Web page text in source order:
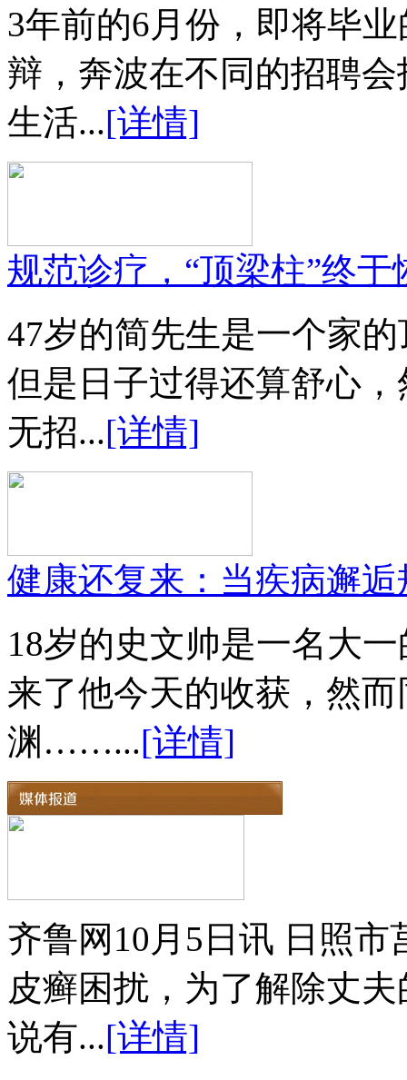
3年前的6月份，即将毕
辩，奔波在不同的招聘
生活...[详情]
规范诊疗，“顶梁柱”终于
47岁的简先生是一个家
但是日子过得还算舒心
无招...[详情]
健康还复来：当疾病邂
18岁的史文帅是一名大
来了他今天的收获，然
渊……...[详情]
齐鲁网10月5日讯 日照
皮癣困扰，为了解除丈
说有...[详情]